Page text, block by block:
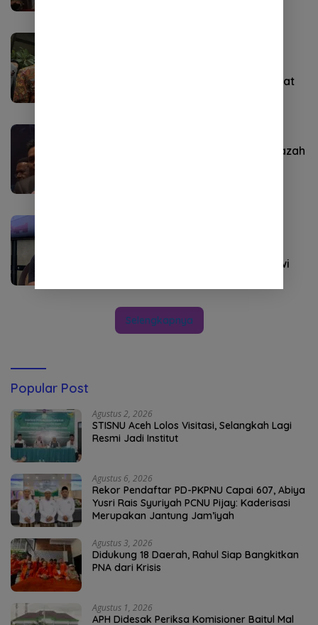
Bertentangan dengan Akal Sehat
Luhut Minta Polemik Keaslian Ijazah
dalam Uji Keaslian Ijazah Jokowi
Selengkapnya
Popular Post
Agustus 2, 2026
STISNU Aceh Lolos Visitasi, Selangkah Lagi
Resmi Jadi Institut
Agustus 6, 2026
Rekor Pendaftar PD-PKPNU Capai 607, Abiya
Yusri Rais Syuriyah PCNU Pijay: Kaderisasi
Merupakan Jantung Jam’iyah
Agustus 3, 2026
Didukung 18 Daerah, Rahul Siap Bangkitkan
PNA dari Krisis
Agustus 1, 2026
APH Didesak Periksa Komisioner Baitul Mal